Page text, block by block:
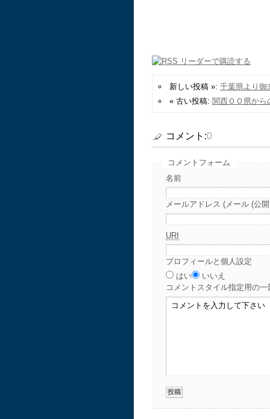
新しい投稿 »: 千葉県より御
« 古い投稿: 関西ＯＯ県か
コメント:0
コメントフォーム
名前
メールアドレス (メール (公
URI
プロフィールと個人設定
はい
いいえ
コメント スタイル指定用の一